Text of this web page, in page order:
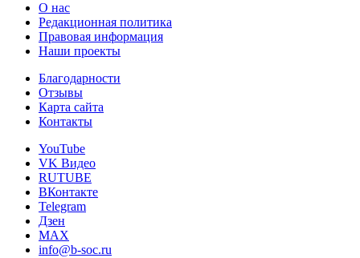
О нас
Редакционная политика
Правовая информация
Наши проекты
Благодарности
Отзывы
Карта сайта
Контакты
YouTube
VK Видео
RUTUBE
ВКонтакте
Telegram
Дзен
MAX
info@b-soc.ru